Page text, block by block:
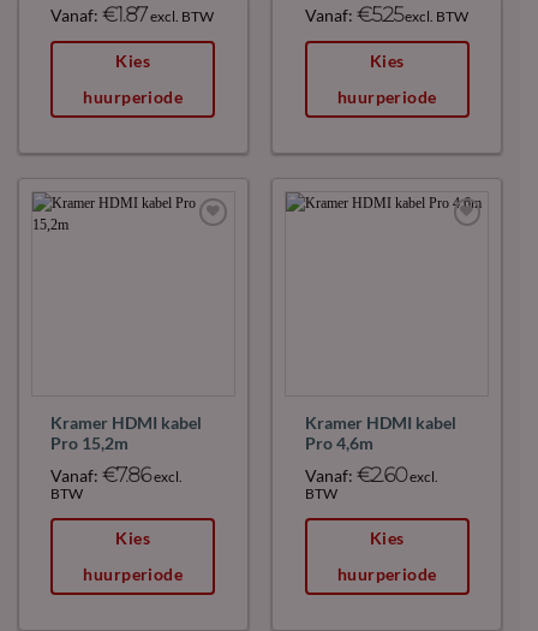
Vanaf:€1.87excl. BTW
Kies
huurperiode
Vanaf: €5.25excl. BTW
Kies
huurperiode
Kramer HDMI kabel
Pro 15,2m
Vanaf:€7.86excl.
BTW
Kies
huurperiode
Kramer HDMI kabel
Pro 4,6m
Vanaf: €2.60excl.
BTW
Kies
huurperiode